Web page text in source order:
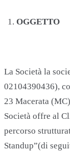
OGGETTO
La Società la
02104390436),
23 Macerata
Società offre al
percorso
Standup”(di